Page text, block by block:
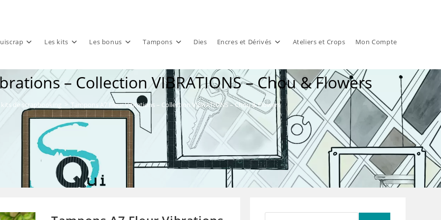
Les kits Les bonus Tampons Dies Encres et Dérivés Ateliers et Crops Mon Compte
– Collection VIBRATIONS – Chou & Flowers
de scrapbooking > Tampons A7 Fleur Vibrations – Collection VIBRATIONS – Chou & Flowers